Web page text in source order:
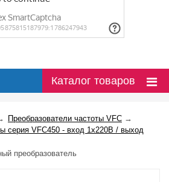
Каталог товаров
Преобразователи частоты VFC →
серия VFC450 - вход 1х220В / выход
преобразователь